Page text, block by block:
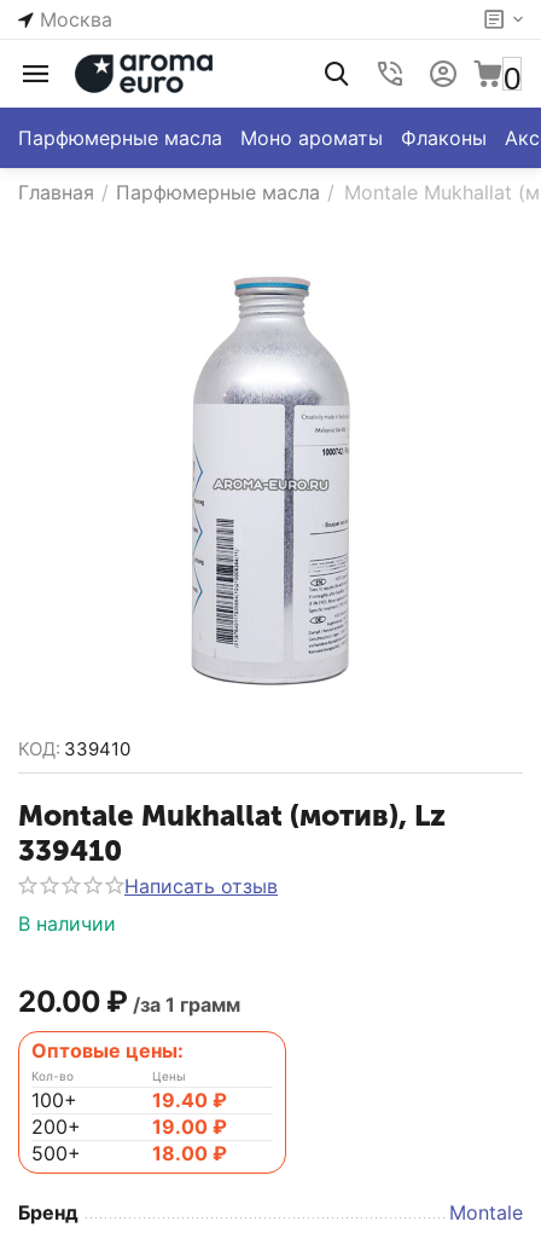
Москва
0
Парфюмерные масла Моно ароматы Флаконы
Главная / Парфюмерные масла / Montale Mukhallat
КОД: 339410
Montale Mukhallat (мотив), Lz
339410
Написать отзыв
В наличии
20.00 ₽ /за 1 грамм
Оптовые цены:
Кол-во
100+
200+
500+
Цены
19.40 ₽
19.00 ₽
18.00 ₽
Бренд
Montale